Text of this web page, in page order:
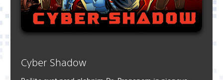
Cyber Shadow